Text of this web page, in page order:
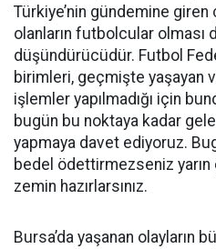
Türkiye’nin gündemine
olanların futbolcular olması
düşündürücüdür. Futbol
birimleri, geçmişte yaşayan
işlemler yapılmadığı için
bugün bu noktaya kadar
yapmaya davet ediyoruz.
bedel ödettirmezseniz
zemin hazırlarsınız.
Bursa’da yaşanan olayların